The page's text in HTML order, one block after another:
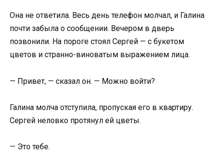
Она не ответила. Весь день телефон молчал, и Галина
почти забыла о сообщении. Вечером в дверь
позвонили. На пороге стоял Сергей — с букетом
цветов и странно-виноватым выражением лица.
— Привет, — сказал он. — Можно войти?
Галина молча отступила, пропуская его в квартиру.
Сергей неловко протянул ей цветы.
— Это тебе.